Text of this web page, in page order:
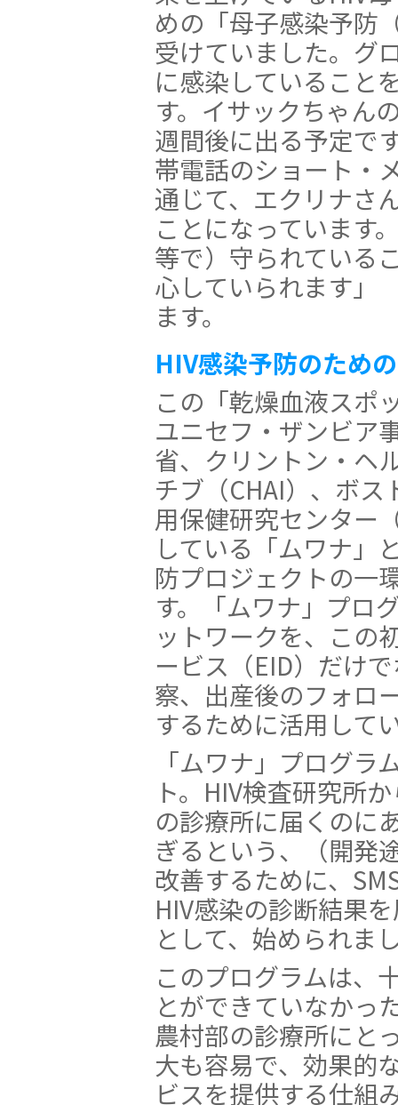
めの「母子感染予防
受けていました。グ
に感染していること
す。イサックちゃん
週間後に出る予定で
帯電話のショート・
通じて、エクリナさ
ことになっています
等で）守られている
心していられます
ます。
HIV感染予防のため
この「乾燥血液スポ
ユニセフ・ザンビア
省、クリントン・ヘ
チブ（CHAI）、ボ
用保健研究センター
している「ムワナ」
防プロジェクトの一
す。「ムワナ」プロ
ットワークを、この
ービス（EID）だけ
察、出産後のフォロ
するために活用して
「ムワナ」プログ
ト。HIV検査研究所
の診療所に届くのに
ぎるという、（開発
改善するために、
HIV感染の診断結果
として、始められま
このプログラムは、
とができていなかっ
農村部の診療所にと
大も容易で、効果的
ビスを提供する仕組